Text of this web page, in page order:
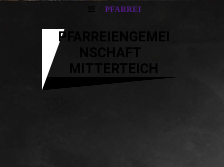
PFARREI
PFARREIENGEMEI
MITTERTEICH